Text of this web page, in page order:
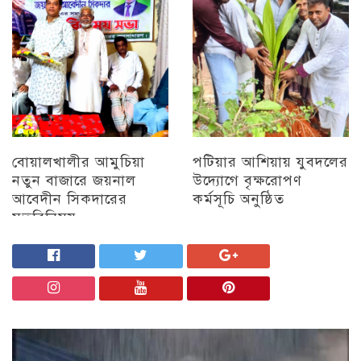
বোয়ালখালীর আমুচিয়া
নতুন বাজারে জয়নাল
আবেদীন সিকদারের
মতবিনিময়
চট্টগ্রাম
পটিয়ার আশিয়ায় যুবদলের
উদ্যোগে বৃক্ষরোপণ
কর্মসূচি অনুষ্ঠিত